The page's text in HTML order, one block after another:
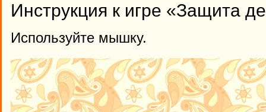
Инструкция к игре «Защита
Используйте мышку.